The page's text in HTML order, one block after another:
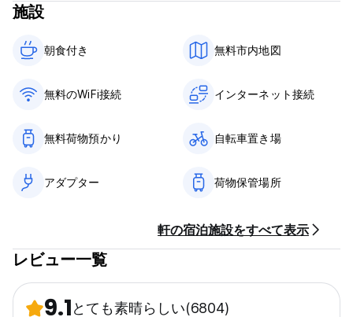
チェックアウト 午前11時
注意: ホステルのチェックインは 24 時間可能ですが、部屋は午
前 11 時に出発する必要があります。それより前に到着し、お部
ちいただくことも、ご希望であれば、お部屋が完成する前に荷物
を預けて街を散策することも可能です。準備ができている。
鍵のデポジットとして現金をお持ちください
施設
朝食付き‎ 無料市内地図
無料のWiFi接続 インターネット接続
無料荷物預かり 自転車置き場
アダプター 荷物保管場所
軒の宿泊施設をすべて表示
レビュー一覧
9.1とても素晴らしい(6804)